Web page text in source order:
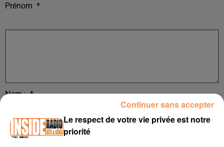
Prénom *
Nom :*
Le respect de votre vie privée est notre
priorité
Continuer sans accepter